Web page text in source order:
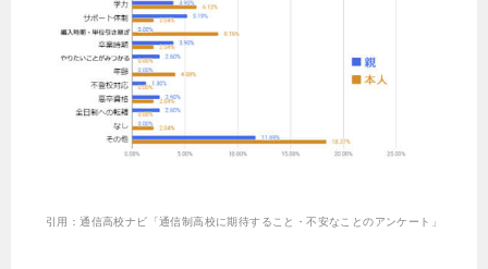
引用：通信高校ナビ「通信制高校に期待すること・不安なことのアンケート」